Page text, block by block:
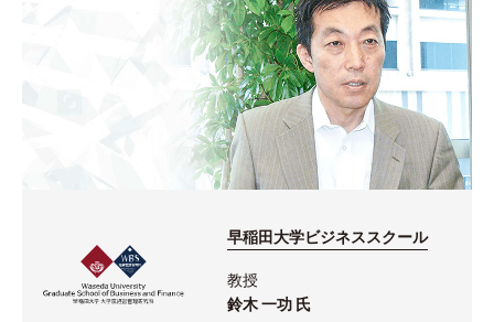
早稲田大学ビジネススクール
教授
鈴木 一功 氏